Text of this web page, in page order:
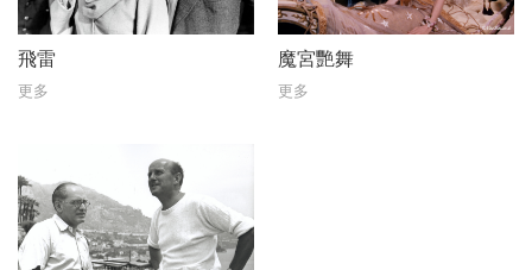
飛雷
更多
魔宮艷舞
更多